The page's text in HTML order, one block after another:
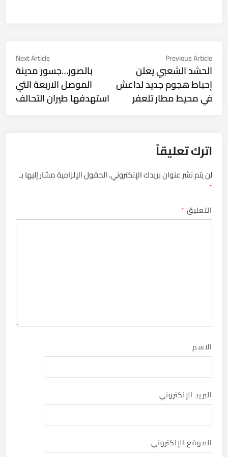
تصفّح
المقالات
Previous Article
article:
الحشد الشعبي يعلن
إحباط هجوم جديد لداعش
في محيط مطار تلعفر
Next Article
Next
بالصور…جسور مدينة
الموصل الاربعة التي
استهدفها طيران التحالف
اترك تعليقاً
لن يتم نشر عنوان بريدك الإلكتروني.الحقول الإلزامية مشار إليها بـ
*
التعليق*
الاسم
البريد الإلكتروني
الموقع الإلكتروني